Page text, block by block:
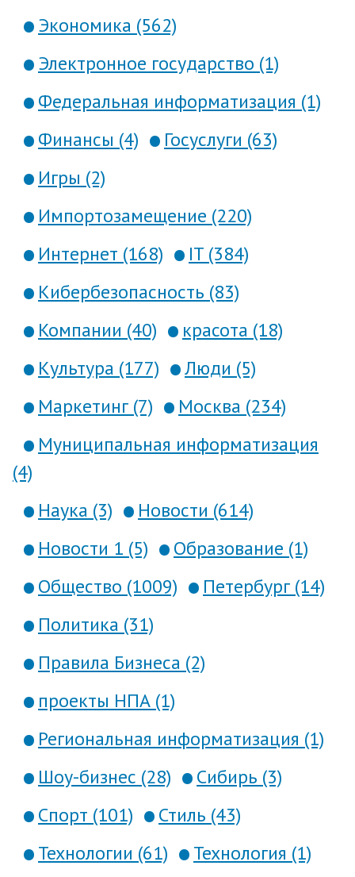
Экономика (562)
Электронное государство (1)
Федеральная информатизация (1)
Финансы (4)
Госуслуги (63)
Игры (2)
Импортозамещение (220)
Интернет (168)
IT (384)
Кибербезопасность (83)
Компании (40)
красота (18)
Культура (177)
Люди (5)
Маркетинг (7)
Москва (234)
Муниципальная информатизация
(4)
Наука (3)
Новости (614)
Новости 1 (5)
Образование (1)
Общество (1009)
Петербург (14)
Политика (31)
Правила Бизнеса (2)
проекты НПА (1)
Региональная информатизация (1)
Шоу-бизнес (28)
Сибирь (3)
Спорт (101)
Стиль (43)
Технологии (61)
Технология (1)